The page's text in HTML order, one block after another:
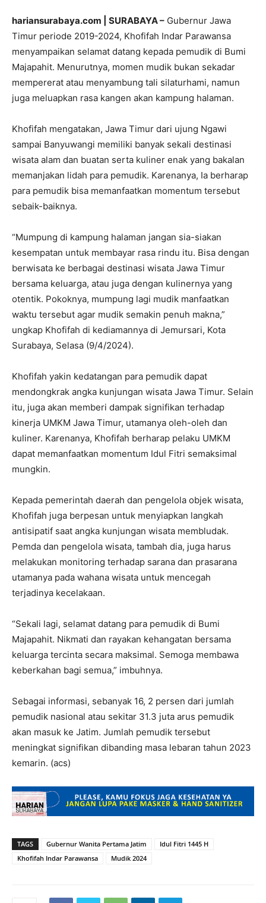
hariansurabaya.com | SURABAYA – Gubernur Jawa
Timur periode 2019-2024, Khofifah Indar Parawansa
menyampaikan selamat datang kepada pemudik di Bumi
Majapahit. Menurutnya, momen mudik bukan sekadar
mempererat atau menyambung tali silaturhami, namun
juga meluapkan rasa kangen akan kampung halaman.
Khofifah mengatakan, Jawa Timur dari ujung Ngawi
sampai Banyuwangi memiliki banyak sekali destinasi
wisata alam dan buatan serta kuliner enak yang bakalan
memanjakan lidah para pemudik. Karenanya, Ia berharap
para pemudik bisa memanfaatkan momentum tersebut
sebaik-baiknya.
“Mumpung di kampung halaman jangan sia-siakan
kesempatan untuk membayar rasa rindu itu. Bisa dengan
berwisata ke berbagai destinasi wisata Jawa Timur
bersama keluarga, atau juga dengan kulinernya yang
otentik. Pokoknya, mumpung lagi mudik manfaatkan
waktu tersebut agar mudik semakin penuh makna,”
ungkap Khofifah di kediamannya di Jemursari, Kota
Surabaya, Selasa (9/4/2024).
Khofifah yakin kedatangan para pemudik dapat
mendongkrak angka kunjungan wisata Jawa Timur. Selain
itu, juga akan memberi dampak signifikan terhadap
kinerja UMKM Jawa Timur, utamanya oleh-oleh dan
kuliner. Karenanya, Khofifah berharap pelaku UMKM
dapat memanfaatkan momentum Idul Fitri semaksimal
mungkin.
Kepada pemerintah daerah dan pengelola objek wisata,
Khofifah juga berpesan untuk menyiapkan langkah
antisipatif saat angka kunjungan wisata membludak.
Pemda dan pengelola wisata, tambah dia, juga harus
melakukan monitoring terhadap sarana dan prasarana
utamanya pada wahana wisata untuk mencegah
terjadinya kecelakaan.
“Sekali lagi, selamat datang para pemudik di Bumi
Majapahit. Nikmati dan rayakan kehangatan bersama
keluarga tercinta secara maksimal. Semoga membawa
keberkahan bagi semua,” imbuhnya.
Sebagai informasi, sebanyak 16, 2 persen dari jumlah
pemudik nasional atau sekitar 31.3 juta arus pemudik
akan masuk ke Jatim. Jumlah pemudik tersebut
meningkat signifikan dibanding masa lebaran tahun 2023
kemarin. (acs)
TAGS Gubernur Wanita Pertama Jatim
Idul Fitri 1445 H
Khofifah Indar Parawansa
Mudik 2024